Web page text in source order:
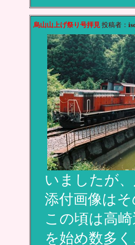
烏山山上げ祭り号拝見投稿者：
いましたが
添付画像は
この頃は高
を始め数多